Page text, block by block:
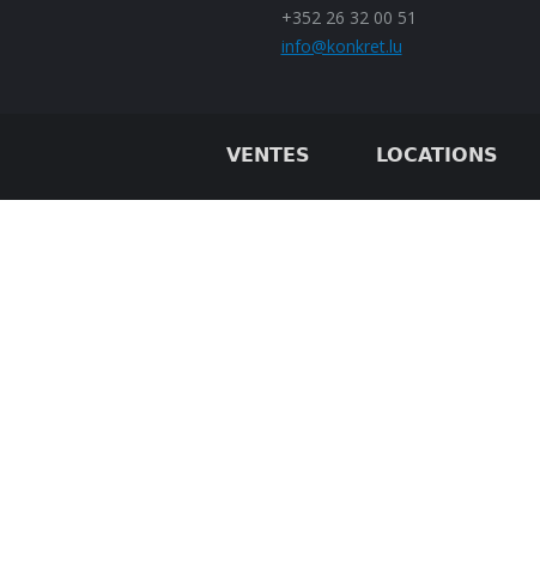
+352 26 32 00 51
info@konkret.lu
VENTES LOCATIONS